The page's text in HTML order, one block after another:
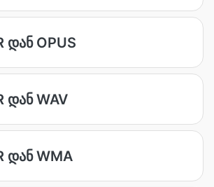
დან OPUS
დან WAV
დან WMA